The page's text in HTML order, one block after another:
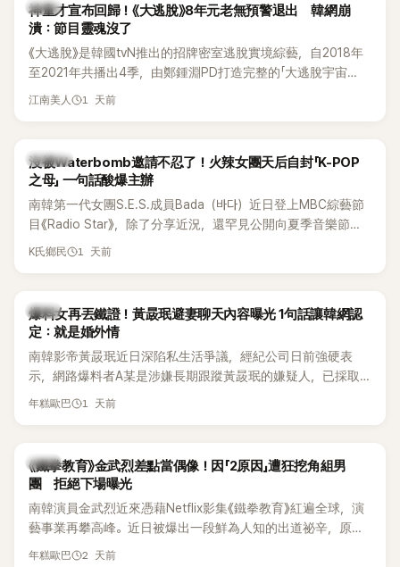
邊搭車邊聊天，氣氛輕鬆。聊到最近的新聞，李瑞鎮突然直球
發問：「妳不是上新聞了？說妳去做整形？是人中縮短手術嗎？」
一貫犀利又不留情的問法，讓現場瞬間笑成一片。對此，李智
惠也毫不閃躲，淡定接招，兩人鬥嘴默契十足。 話題接著一路
開過記者會？」直接點名她當年的風波。李智惠聽了忍不住笑
當年情況，李智惠終於鬆口坦言，當時確實被質疑動過隆胸手
術。她回憶：「拍了比基尼照片之後，就開始被說是不是去隆乳
了。」為了澄清誤會，她只好親自站出來說清楚。 李智惠進一步
解釋，當時隆胸手術幾乎只有「腋下切開」一種方式，「所以我就
想，既然一直說我有做，那我乾脆把腋下給大家看，證明我根
召開了一場泳裝記者招待會。當時她穿著比基尼站在一排攝影
機前，面對媒體擺出各種姿勢，畫面至今仍被網友津津樂道。
這段為平息爭議、直接公開腋下畫面自證清白的往事再度被提
起，節目現場立刻充滿驚呼聲與笑聲，也再次讓人見識到她面
對流言時「豁出去」的直率性格。其實她過去也曾在 SBS 節目
《脫掉鞋子恢單4Men》 中，親自公開那張當年引發話題的「腋下
員身分出道，該團在 2000 年代初期紅極一時，由李智惠、徐
智英兩位女成員，以及張錫炫、Chris Kim 兩位男成員組成。不
過後來爆出長達四年的團內霸凌風波，甚至傳出徐智英母親對
李智惠言語辱罵、動手等爭議，最終團體於 2002 年解散。 團
體解散後，李智惠轉型 solo，靠著綜藝與歌唱實力持續活躍演
藝圈。據悉，她當年能加入 S#arp，也與 李尚敏 的賞識有關。
韓星
神童才宣布回歸！《大逃脫》8年元老無預警退出 韓網崩
潰：節目靈魂沒了
《大逃脫》是韓國tvN推出的招牌密室逃脫實境綜藝，自2018年
至2021年共播出4季，由鄭鍾淵PD打造完整的「大逃脫宇宙
（DTCU）」，憑藉燒腦劇情、電影級場景與龐大世界觀，累積
江南美人 1 天前
K-POP
沒被Waterbomb邀請不忍了！火辣女團天后自封「K-POP
之母」 一句話酸爆主辦
南韓第一代女團S.E.S.成員Bada（바다）近日登上MBC綜藝節
目《Radio Star》，除了分享近況，還罕見公開向夏季音樂節
Waterbomb喊話，笑稱自己至今從未受邀演出，更幽默表示：
K氏鄉民 1 天前
韓星
爆料女再丟鐵證！黃晸珉避妻聊天內容曝光 1句話讓韓網認
定：就是婚外情
南韓影帝黃晸珉近日深陷私生活爭議，經紀公司日前強硬表
示，網路爆料者A某是涉嫌長期跟蹤黃晸珉的嫌疑人，已採取
法律行動。不過，A某並未因此停止發聲，5日再度透過社群平
年糕歐巴 1 天前
韓星
《鐵拳教育》金武烈差點當偶像！因「2原因」遭狂挖角組男
團 拒絕下場曝光
南韓演員金武烈近來憑藉Netflix影集《鐵拳教育》紅遍全球，演
藝事業再攀高峰。近日被爆出一段鮮為人知的出道祕辛，原來
他當年差點不是以演員身分出道，而是成為男團偶像的一員。
年糕歐巴 2 天前